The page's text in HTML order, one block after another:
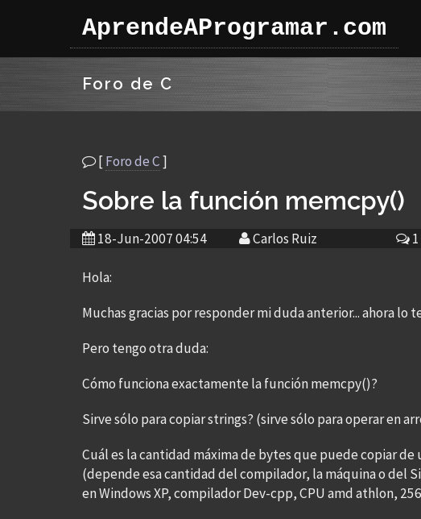
AprendeAProgramar.com
Foro de C
[Foro de C]
Sobre la función memcpy()
18-Jun-2007 04:54 Carlos Ruiz
Hola:
Muchas gracias por responder mi duda anterior... ahora lo
Pero tengo otra duda:
Cómo funciona exactamente la función memcpy()?
Sirve sólo para copiar strings? (sirve sólo para operar en
Cuál es la cantidad máxima de bytes que puede copiar de
(depende esa cantidad del compilador, la máquina o del
en Windows XP, compilador Dev-cpp, CPU amd athlon,